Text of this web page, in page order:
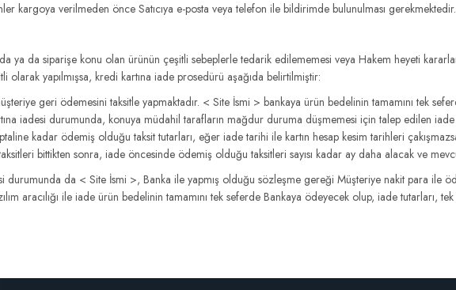
kargoya verilmeden önce Satıcıya e-posta veya telefon ile bildirimde bulunulması
ya da siparişe konu olan ürünün çeşitli sebeplerle tedarik edilememesi veya Hakem heyeti
olarak yapılmışsa, kredi kartına iade prosedürü aşağıda belirtilmiştir:
geri ödemesini taksitle yapmaktadır. < Site İsmi > bankaya ürün bedelinin tamamını tek
iadesi durumunda, konuya müdahil tarafların mağdur duruma düşmemesi için talep edilen
kadar ödemiş olduğu taksit tutarları, eğer iade tarihi ile kartın hesap kesim tarihleri
bittikten sonra, iade öncesinde ödemiş olduğu taksitleri sayısı kadar ay daha alacak ve
durumunda da < Site İsmi >, Banka ile yapmış olduğu sözleşme gereği Müşteriye nakit para ile
aracılığı ile iade ürün bedelinin tamamını tek seferde Bankaya ödeyecek olup, iade tutarları,